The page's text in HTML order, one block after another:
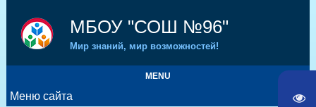
МБОУ "СОШ №96"
Мир знаний, мир возможностей!
MENU
Меню сайта